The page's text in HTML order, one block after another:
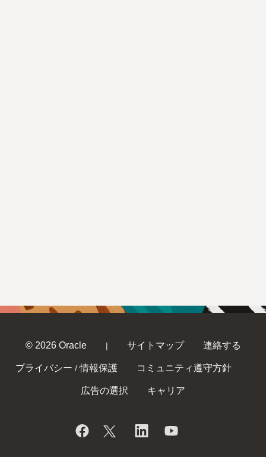
© 2026 Oracle | サイトマップ 連絡する
プライバシー / 情報保護 コミュニティ遵守方針
広告の選択 キャリア